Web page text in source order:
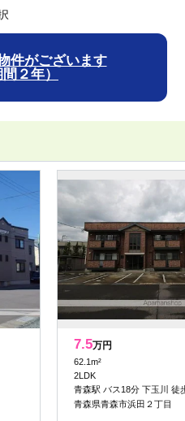
件がございます
２年）
7.5万円
62.1m²
2LDK
青森駅 バス18分 下玉川 徒
青森県青森市浜田２丁目